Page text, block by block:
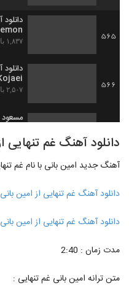
565
۱,۸۳۷ بازدید
566
۲,۵۰۷ بازدید
۷۵۹ بازدید
570
دانلود آهنگ غم تنهایی
آهنگ جدید امین بانی با نام غم
دانلود آهنگ غم تنهایی از امین بانی
دانلود آهنگ غم تنهایی از امین بانی
مدت زمان : 2:40
متن ترانه امین بانی غم تنهایی :